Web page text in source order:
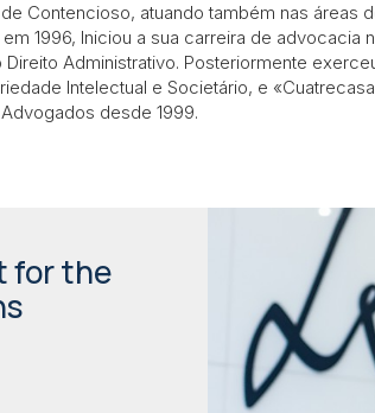
Contencioso, atuando também nas áreas
1996, Iniciou a sua carreira de
Administrativo. Posteriormente
Intelectual e Societário, e
desde 1999.
for the